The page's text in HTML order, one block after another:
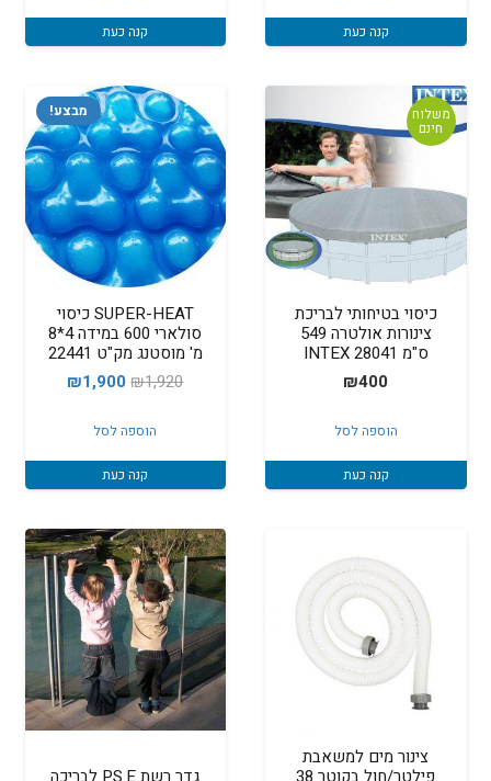
קנה כעת קנה כעת
משלוח
חינם
כיסוי בטיחותי לבריכת
צינורות אולטרה 549
ס"מ 28041 INTEX
₪400
הוספה לסל
קנה כעת
מבצע!
SUPER-HEAT כיסוי
סולארי 600 במידה 4*8
מ' מוסטנג מק"ט 22441
₪1,920
המחיר
היה:
₪1,920.
₪1,900
המחיר
₪1,900.
הוספה לסל
קנה כעת
צינור מים למשאבת
פילטר/חול בקוטר 38
גדר רשת P.S.E לבריכה